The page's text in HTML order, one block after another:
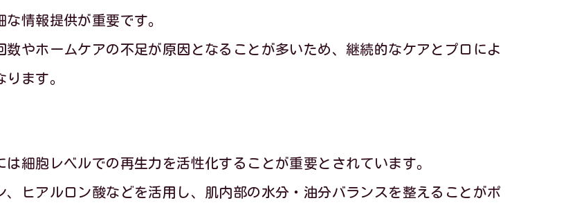
美容で敏感肌でも理想のキメ美肌へ
肌対応の再生美容で安心ケアを実現
の効果持続期間と魅力を解説
美肌が長持ちする再生美容の魅力とは
美容で得られる効果期間の目安と実例
情報提供が重要です。
やホームケアの不足が原因となることが多いため、継続的なケアとプロによ
ます。
細胞レベルでの再生力を活性化することが重要とされています。
ヒアルロン酸などを活用し、肌内部の水分・油分バランスを整えることがポ